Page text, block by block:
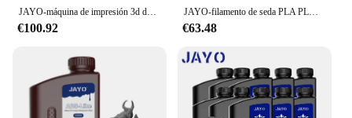
JAYO-máquina de impresión 3d de resina, fotopolímero UV estándar de agua, tipo ABS, PA-Like10KG, 405nm, para impresora LCD
€100.92
JAYO-filamento de seda PLA PLUS ABS PETG, 1,75 MM, 10 rollos/juego de recargas no tóxicas, filamento de impresora 3D, regalo DIY
€63.48